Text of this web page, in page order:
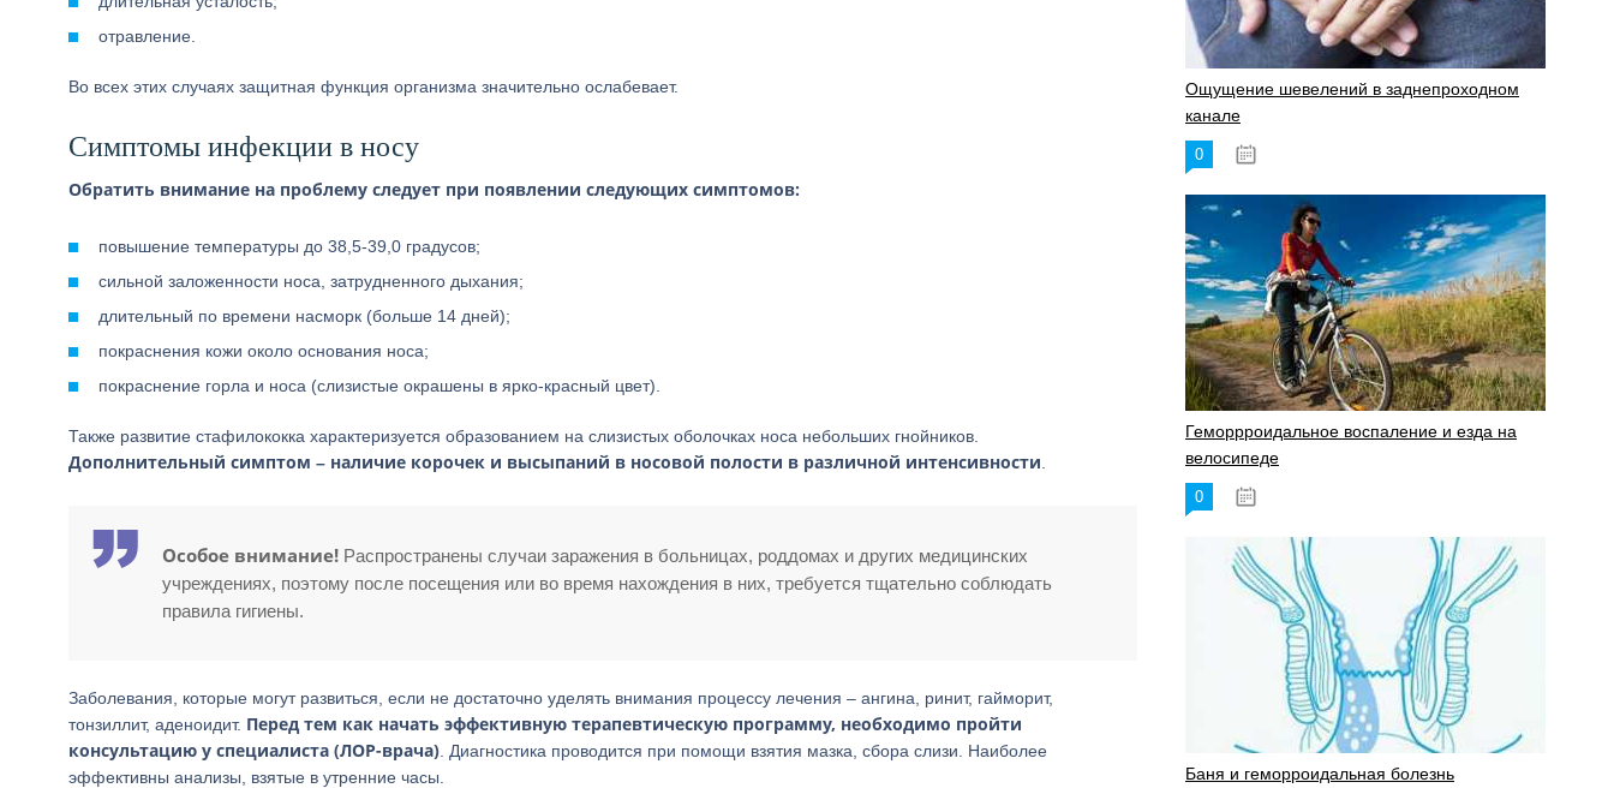
отравление.
Во всех этих случаях защитная функция организма значительно ослабевает.
Симптомы инфекции в носу
Обратить внимание на проблему следует при появлении следующих симптомов:
повышение температуры до 38,5-39,0 градусов;
сильной заложенности носа, затрудненного дыхания;
длительный по времени насморк (больше 14 дней);
покраснения кожи около основания носа;
покраснение горла и носа (слизистые окрашены в ярко-красный цвет).
Также развитие стафилококка характеризуется образованием на слизистых оболочках носа небольших гнойников.
Дополнительный симптом – наличие корочек и высыпаний в носовой полости в различной интенсивности
Особое внимание! Распространены случаи заражения в больницах, роддомах и других медицинских
учреждениях, поэтому после посещения или во время нахождения в них, требуется тщательно соблюдать
правила гигиены.
Заболевания, которые могут развиться, если не достаточно уделять внимания процессу лечения – ангина, ринит, гайморит,
тонзиллит, аденоидит. Перед тем как начать эффективную терапевтическую программу, необходимо пройти
консультацию у специалиста (ЛОР-врача) . Диагностика проводится при помощи взятия мазка, сбора слизи. Наиболее
эффективны анализы, взятые в утренние часы.
Ощущение шевелений в заднепроходном
канале
0
Геморрроидальное воспаление и езда на
велосипеде
0
Баня и геморроидальная болезнь